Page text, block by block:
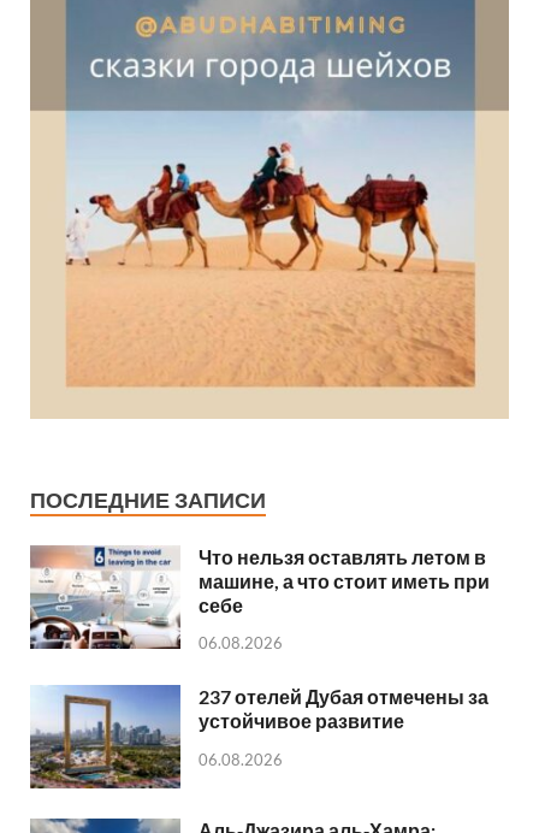
ПОСЛЕДНИЕ ЗАПИСИ
Что нельзя оставлять летом в
машине, а что стоит иметь при
себе
06.08.2026
237 отелей Дубая отмечены за
устойчивое развитие
06.08.2026